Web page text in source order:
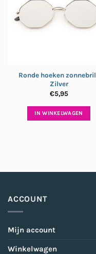
Ronde hoeken zonnebril |
Zilver
€5,95
IN WINKELWAGEN
ACCOUNT
Mijn account
Winkelwagen